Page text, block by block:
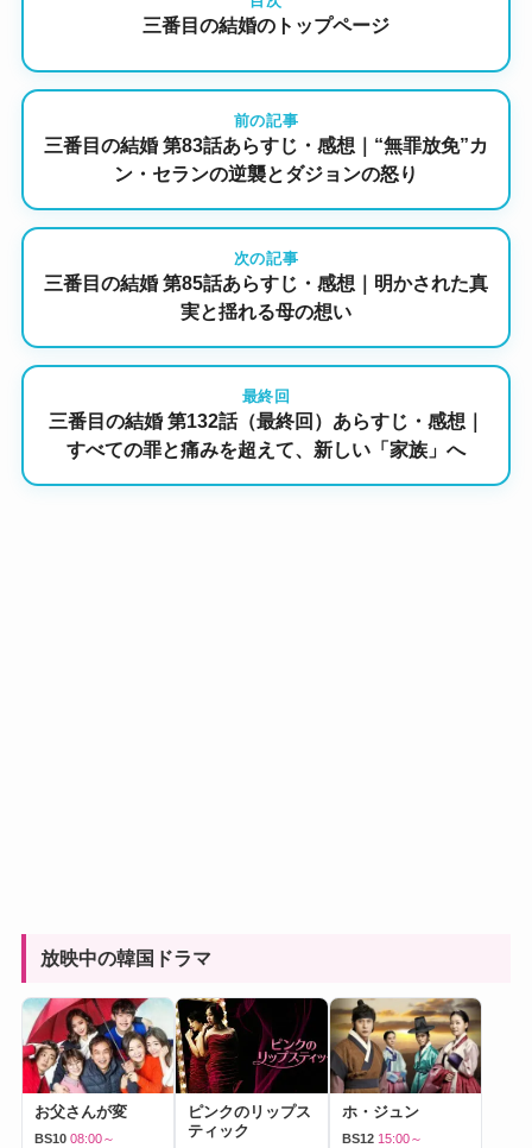
三番目の結婚のトップページ
前の記事
三番目の結婚 第83話あらすじ・感想｜“無罪放免”カ
ン・セランの逆襲とダジョンの怒り
次の記事
三番目の結婚 第85話あらすじ・感想｜明かされた真
実と揺れる母の想い
最終回
三番目の結婚 第132話（最終回）あらすじ・感想｜
すべての罪と痛みを超えて、新しい「家族」へ
放映中の韓国ドラマ
お父さんが変
BS10 08:00～
ピンクのリップス
ティック
ホ・ジュン
BS12 15:00～